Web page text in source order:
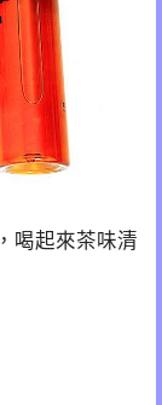
喝起來茶味清